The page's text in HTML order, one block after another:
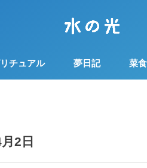
チュアル 夢日記 菜食
2日